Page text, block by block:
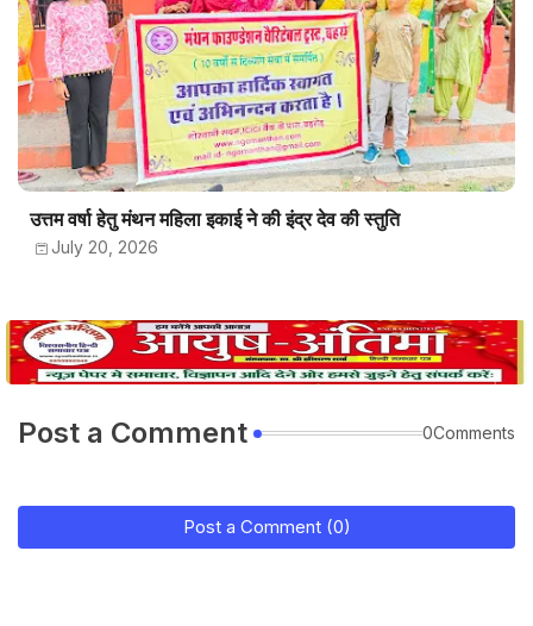
उत्तम वर्षा हेतु मंथन महिला इकाई ने की इंद्र देव की स्तुति
July 20, 2026
Post a Comment 0Comments
Post a Comment (0)